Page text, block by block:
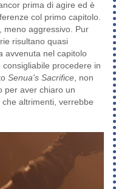
prima di agire ed è
col primo capitolo.
meno aggressivo. Pur
risultano quasi
avvenuta nel capitolo
procedere in
Senua's Sacrifice , non
per aver chiaro un
altrimenti, verrebbe